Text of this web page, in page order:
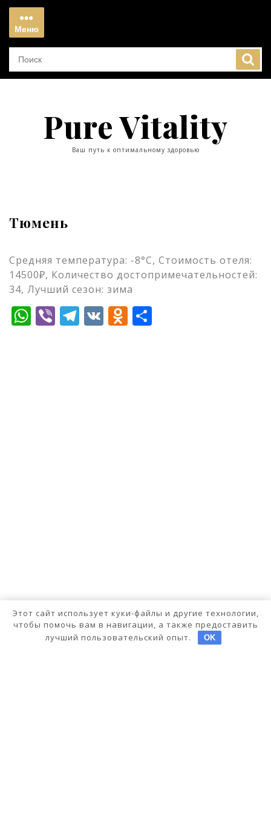
Перейти
содержимому
Меню
Меню
Pure Vitality
Ваш путь к оптимальному здоровью
Тюмень
Средняя температура: -8°C, Стоимость отеля:
14500₽, Количество достопримечательностей:
34, Лучший сезон: зима
WhatsApp
ViberTelegram
VKOdnoklassniki
Этот сайт использует куки-файлы и другие технологии,
чтобы помочь вам в навигации, а также предоставить
лучший пользовательский опыт.
OK